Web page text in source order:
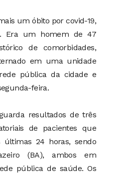
um óbito por covid-19,
Era um homem de 47
de comorbidades,
em uma unidade
pública da cidade e
feira.
resultados de três
de pacientes que
últimas 24 horas, sendo
(BA), ambos em
pública de saúde. Os